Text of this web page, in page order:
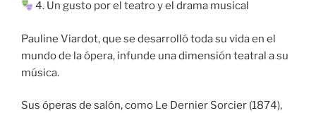
4. Un gusto por el teatro y el drama musical
Pauline Viardot, que se desarrolló toda su vida en el
mundo de la ópera, infunde una dimensión teatral a su
música.
Sus óperas de salón, como Le Dernier Sorcier (1874),